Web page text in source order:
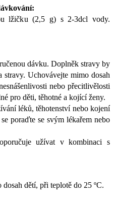
lžičku (2,5 g) s 2-3dcl vody.
dávku. Doplněk stravy by
Uchovávejte mimo dosah
nebo přecitlivělosti
pro děti, těhotné a kojící ženy.
léků, těhotenství nebo kojení
poraďte se svým lékařem nebo
užívat v kombinaci s
dětí, při teplotě do 25 ºC.